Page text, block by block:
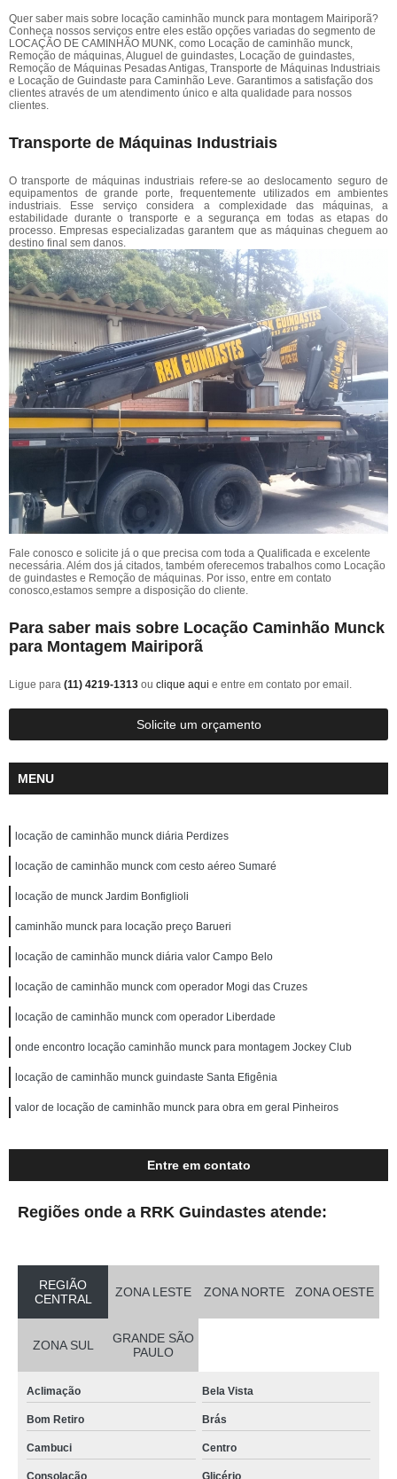
Quer saber mais sobre locação caminhão munck para montagem Mairiporã?
Conheça nossos serviços entre eles estão opções variadas do segmento de
LOCAÇÃO DE CAMINHÃO MUNK, como Locação de caminhão munck,
Remoção de máquinas, Aluguel de guindastes, Locação de guindastes,
Remoção de Máquinas Pesadas Antigas, Transporte de Máquinas Industriais
e Locação de Guindaste para Caminhão Leve. Garantimos a satisfação dos
clientes através de um atendimento único e alta qualidade para nossos
clientes.
Transporte de Máquinas Industriais
O transporte de máquinas industriais refere-se ao deslocamento seguro de
equipamentos de grande porte, frequentemente utilizados em ambientes
industriais. Esse serviço considera a complexidade das máquinas, a
estabilidade durante o transporte e a segurança em todas as etapas do
processo. Empresas especializadas garantem que as máquinas cheguem ao
destino final sem danos.
Fale conosco e solicite já o que precisa com toda a Qualificada e excelente
necessária. Além dos já citados, também oferecemos trabalhos como Locação
de guindastes e Remoção de máquinas. Por isso, entre em contato
conosco,estamos sempre a disposição do cliente.
Para saber mais sobre Locação Caminhão Munck
para Montagem Mairiporã
Ligue para (11) 4219-1313 ou clique aqui e entre em contato por email.
Solicite um orçamento
MENU
locação de caminhão munck diária Perdizes
locação de caminhão munck com cesto aéreo Sumaré
locação de munck Jardim Bonfiglioli
caminhão munck para locação preço Barueri
locação de caminhão munck diária valor Campo Belo
locação de caminhão munck com operador Mogi das Cruzes
locação de caminhão munck com operador Liberdade
onde encontro locação caminhão munck para montagem Jockey Club
locação de caminhão munck guindaste Santa Efigênia
valor de locação de caminhão munck para obra em geral Pinheiros
Entre em contato
Regiões onde a RRK Guindastes atende:
REGIÃO
CENTRAL
ZONA LESTE ZONA NORTE ZONA OESTE
ZONA SUL
GRANDE SÃO
PAULO
Aclimação Bela Vista
Bom Retiro Brás
Cambuci Centro
Consolação Glicério